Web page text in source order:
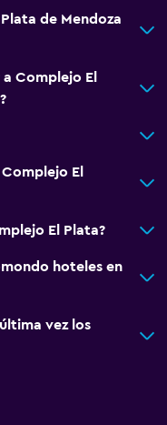
de Mendoza
Complejo El
El
El Plata?
hoteles en
vez los